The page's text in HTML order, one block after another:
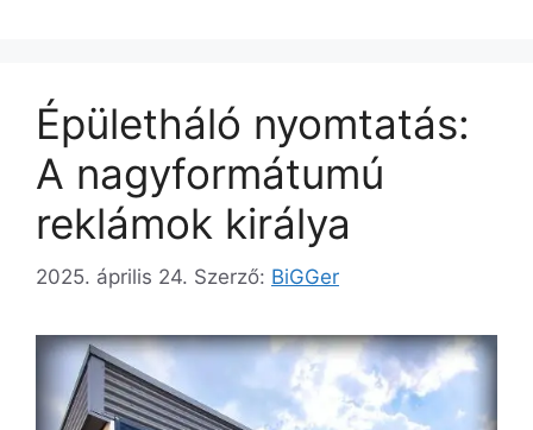
Épületháló nyomtatás:
A nagyformátumú
reklámok királya
2025. április 24. Szerző: BiGGer